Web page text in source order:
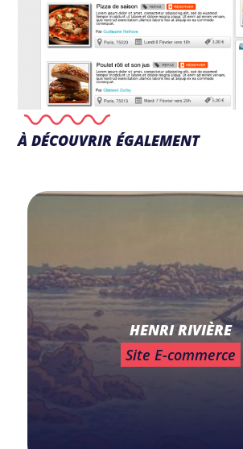
À DÉCOUVRIR ÉGALEMENT
HENRI RIVIÈRE
Site E-commerce